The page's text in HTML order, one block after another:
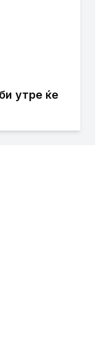
утре ќе